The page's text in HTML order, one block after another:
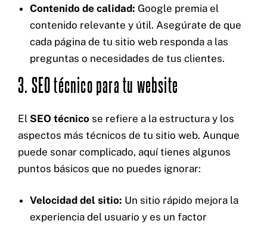
Contenido de calidad: Google premia el
contenido relevante y útil. Asegúrate de que
cada página de tu sitio web responda a las
preguntas o necesidades de tus clientes.
3. SEO técnico para tu website
El SEO técnico se refiere a la estructura y los
aspectos más técnicos de tu sitio web. Aunque
puede sonar complicado, aquí tienes algunos
puntos básicos que no puedes ignorar:
Velocidad del sitio: Un sitio rápido mejora la
experiencia del usuario y es un factor